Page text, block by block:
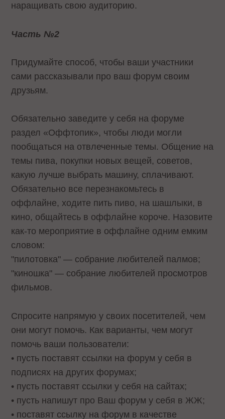
наращивать свою аудиторию.
Часть №2
Придумайте способ, чтобы ваши участники
сами рассказывали про ваш форум своим
друзьям.
Обязательно заведите у себя на форуме
раздел «Оффтопик», чтобы люди могли
пообщаться на отвлеченные темы. Общение на
темы пива, покупки новых вещей, советов,
какую лучше выбрать машину, сплачивают.
Обязательно все перезнакомьтесь в
оффлайне, ходите пить пиво, на шашлыки, в
кино, общайтесь в оффлайне короче. Назовите
как-то мероприятие в оффлайне одним емким
словом:
"пилотовка" — собрание любителей палмов;
"киношка" — собрание любителей просмотров
фильмов.
Спросите напрямую у своих посетителей, чем
они могут помочь. Как варианты, чем могут
помочь ваши пользователи:
• пусть поставят ссылки на форум у себя в
подписях на других форумах;
• пусть поставят ссылки у себя на сайтах;
• пусть напишут про Ваш форум у себя в ЖЖ;
• поставят ссылку на форум в качестве